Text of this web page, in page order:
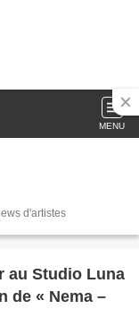
MENU
d'artistes
au Studio Luna
de « Nema –